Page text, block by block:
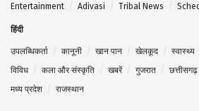
Entertainment
Adivasi Tribal News
हिंदी
उपलब्धिकर्ता कानूनी खान पान खेलकूद स्वास्थ्य
विविध
कला और संस्कृति खबरें गुजरात छत्तीसगढ़
मध्य प्रदेश
राजस्थान